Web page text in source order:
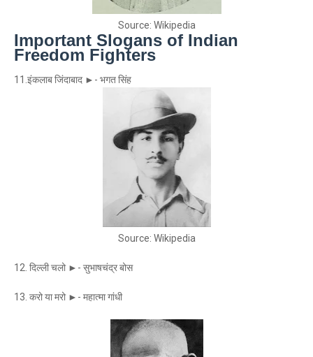
Source: Wikipedia
Important Slogans of Indian
Freedom Fighters
11.इंकलाब जिंदाबाद ►- भगत सिंह
Source: Wikipedia
12. दिल्ली चलो ►- सुभाषचंद्र बोस
13. करो या मरो ►- महात्मा गांधी